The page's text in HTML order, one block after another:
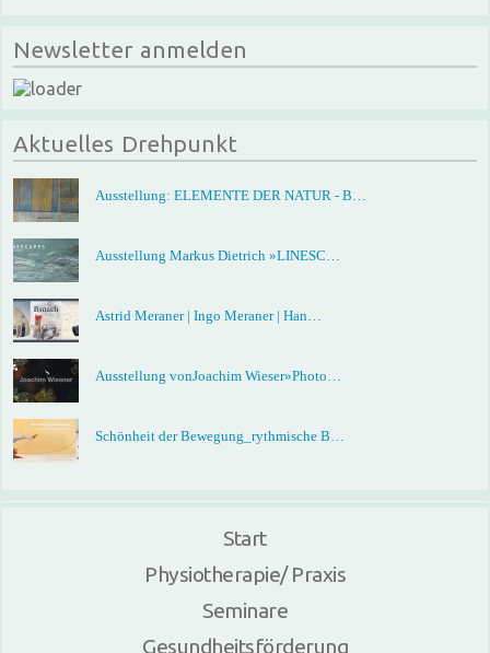
Newsletter anmelden
Aktuelles Drehpunkt
Ausstellung: ELEMENTE DER NATUR - B…
Ausstellung Markus Dietrich »LINESC…
Astrid Meraner | Ingo Meraner | Han…
Ausstellung vonJoachim Wieser»Photo…
Schönheit der Bewegung_rythmische B…
Start
Physiotherapie/ Praxis
Seminare
Gesundheitsförderung